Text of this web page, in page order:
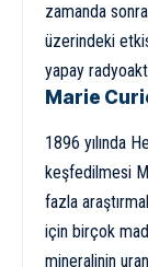
zamanda
üzerindeki
yapay
Marie
1896 yılında
keşfedilmesi
fazla
için birçok
mineralinin